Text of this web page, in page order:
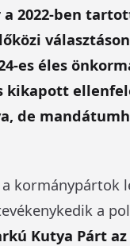
a 2022-ben
es éles
kikapott
de
kormánypártok
a
Kutya Párt az